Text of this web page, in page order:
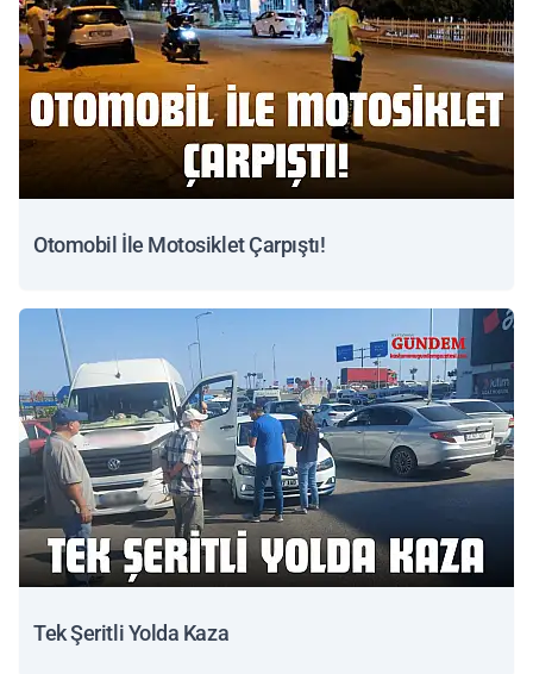
Otomobil İle Motosiklet Çarpıştı!
Tek Şeritli Yolda Kaza